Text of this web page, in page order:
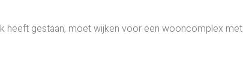
heeft gestaan, moet wijken voor een wooncomplex met